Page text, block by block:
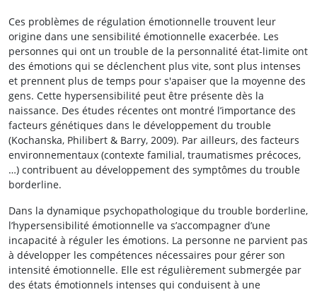
Ces problèmes de régulation émotionnelle trouvent leur
origine dans une sensibilité émotionnelle exacerbée. Les
personnes qui ont un trouble de la personnalité état-limite ont
des émotions qui se déclenchent plus vite, sont plus intenses
et prennent plus de temps pour s'apaiser que la moyenne des
gens. Cette hypersensibilité peut être présente dès la
naissance. Des études récentes ont montré l’importance des
facteurs génétiques dans le développement du trouble
(Kochanska, Philibert & Barry, 2009). Par ailleurs, des facteurs
environnementaux (contexte familial, traumatismes précoces,
…) contribuent au développement des symptômes du trouble
borderline.
Dans la dynamique psychopathologique du trouble borderline,
l’hypersensibilité émotionnelle va s’accompagner d’une
incapacité à réguler les émotions. La personne ne parvient pas
à développer les compétences nécessaires pour gérer son
intensité émotionnelle. Elle est régulièrement submergée par
des états émotionnels intenses qui conduisent à une